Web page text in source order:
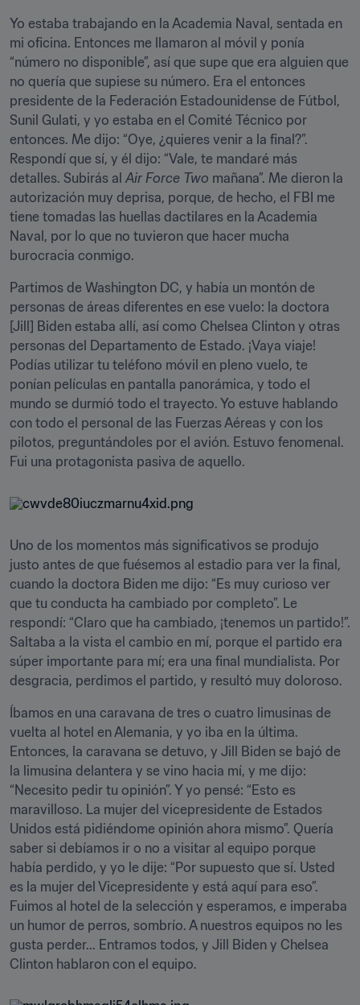
Yo estaba trabajando en la Academia Naval, sentada en
mi oficina. Entonces me llamaron al móvil y ponía
“número no disponible”, así que supe que era alguien que
no quería que supiese su número. Era el entonces
presidente de la Federación Estadounidense de Fútbol,
Sunil Gulati, y yo estaba en el Comité Técnico por
entonces. Me dijo: “Oye, ¿quieres venir a la final?”.
Respondí que sí, y él dijo: “Vale, te mandaré más
detalles. Subirás al Air Force Two mañana”. Me dieron la
autorización muy deprisa, porque, de hecho, el FBI me
tiene tomadas las huellas dactilares en la Academia
Naval, por lo que no tuvieron que hacer mucha
burocracia conmigo.
Partimos de Washington DC, y había un montón de
personas de áreas diferentes en ese vuelo: la doctora
[Jill] Biden estaba allí, así como Chelsea Clinton y otras
personas del Departamento de Estado. ¡Vaya viaje!
Podías utilizar tu teléfono móvil en pleno vuelo, te
ponían películas en pantalla panorámica, y todo el
mundo se durmió todo el trayecto. Yo estuve hablando
con todo el personal de las Fuerzas Aéreas y con los
pilotos, preguntándoles por el avión. Estuvo fenomenal.
Fui una protagonista pasiva de aquello.
Uno de los momentos más significativos se produjo
justo antes de que fuésemos al estadio para ver la final,
cuando la doctora Biden me dijo: “Es muy curioso ver
que tu conducta ha cambiado por completo”. Le
respondí: “Claro que ha cambiado, ¡tenemos un partido!”.
Saltaba a la vista el cambio en mí, porque el partido era
súper importante para mí; era una final mundialista. Por
desgracia, perdimos el partido, y resultó muy doloroso.
Íbamos en una caravana de tres o cuatro limusinas de
vuelta al hotel en Alemania, y yo iba en la última.
Entonces, la caravana se detuvo, y Jill Biden se bajó de
la limusina delantera y se vino hacia mí, y me dijo:
“Necesito pedir tu opinión”. Y yo pensé: “Esto es
maravilloso. La mujer del vicepresidente de Estados
Unidos está pidiéndome opinión ahora mismo”. Quería
saber si debíamos ir o no a visitar al equipo porque
había perdido, y yo le dije: “Por supuesto que sí. Usted
es la mujer del Vicepresidente y está aquí para eso”.
Fuimos al hotel de la selección y esperamos, e imperaba
un humor de perros, sombrío. A nuestros equipos no les
gusta perder... Entramos todos, y Jill Biden y Chelsea
Clinton hablaron con el equipo.